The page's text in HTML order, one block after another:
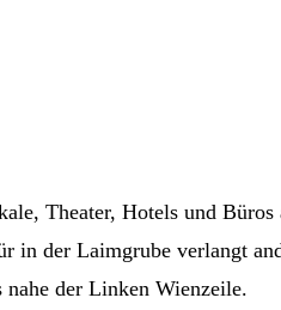
Theater, Hotels und Büros
in der Laimgrube verlangt
nahe der Linken Wienzeile.